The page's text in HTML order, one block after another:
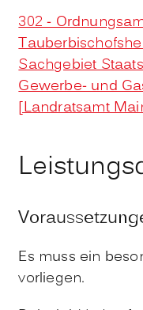
302 -
Sachgebiet
Gewerbe- und
[Landratsamt
Es muss ein
vorliegen.